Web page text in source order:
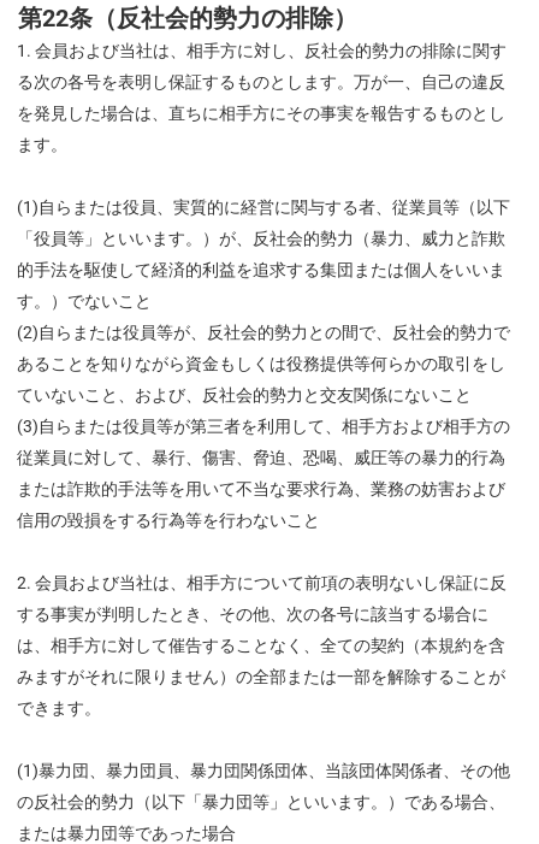
第22条（反社会的勢力の排除）
会員および当社は、相手方に対し、反社会的勢力の排除に関す
る次の各号を表明し保証するものとします。万が一、自己の違反
を発見した場合は、直ちに相手方にその事実を報告するものとし
ます。
(1)自らまたは役員、実質的に経営に関与する者、従業員等（以下
「役員等」といいます。）が、反社会的勢力（暴力、威力と詐欺
的手法を駆使して経済的利益を追求する集団または個人をいいま
す。）でないこと
(2)自らまたは役員等が、反社会的勢力との間で、反社会的勢力で
あることを知りながら資金もしくは役務提供等何らかの取引をし
ていないこと、および、反社会的勢力と交友関係にないこと
(3)自らまたは役員等が第三者を利用して、相手方および相手方の
従業員に対して、暴行、傷害、脅迫、恐喝、威圧等の暴力的行為
または詐欺的手法等を用いて不当な要求行為、業務の妨害および
信用の毀損をする行為等を行わないこと
会員および当社は、相手方について前項の表明ないし保証に反
する事実が判明したとき、その他、次の各号に該当する場合に
は、相手方に対して催告することなく、全ての契約（本規約を含
みますがそれに限りません）の全部または一部を解除することが
できます。
(1)暴力団、暴力団員、暴力団関係団体、当該団体関係者、その他
の反社会的勢力（以下「暴力団等」といいます。）である場合、
または暴力団等であった場合